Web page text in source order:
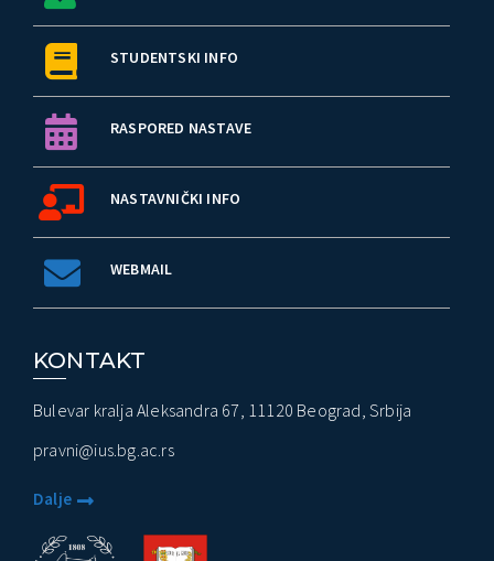
STUDENTSKI INFO
RASPORED NASTAVE
NASTAVNIČKI INFO
WEBMAIL
KONTAKT
Bulevar kralja Aleksandra 67, 11120 Beograd, Srbija
pravni@ius.bg.ac.rs
Dalje